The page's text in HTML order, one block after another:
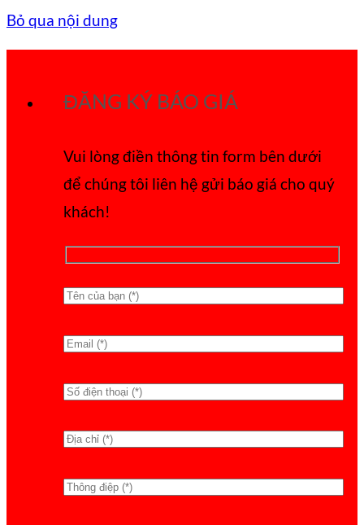
Bỏ qua nội dung
ĐĂNG KÝ BÁO GIÁ
Vui lòng điền thông tin form bên dưới
để chúng tôi liên hệ gửi báo giá cho quý
khách!